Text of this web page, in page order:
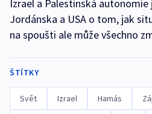
Izrael a Palestinská
Jordánska a USA o tom, jak
na spoušti ale může všechno
ŠTÍTKY
Svět Izrael Hamás